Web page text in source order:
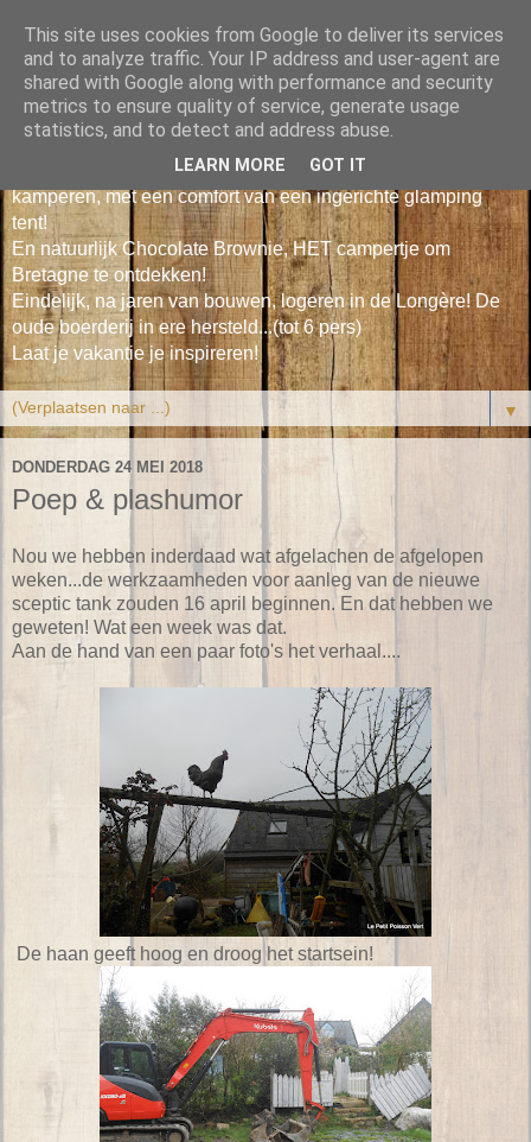
Le Petit Poisson Vert
Leuke duurzame vakantiehuisjes tussen bos & zee in Zuid
Bretagne voor 2-4 personen.
Onze Cosy Cabin, gezellig en een beetje 'vintage'
kamperen, met een comfort van een ingerichte glamping
tent!
En natuurlijk Chocolate Brownie, HET campertje om
Bretagne te ontdekken!
Eindelijk, na jaren van bouwen, logeren in de Longère! De
oude boerderij in ere hersteld...(tot 6 pers)
Laat je vakantie je inspireren!
▼
DONDERDAG 24 MEI 2018
Poep & plashumor
Nou we hebben inderdaad wat afgelachen de afgelopen
weken...de werkzaamheden voor aanleg van de nieuwe
sceptic tank zouden 16 april beginnen. En dat hebben we
geweten! Wat een week was dat.
Aan de hand van een paar foto's het verhaal....
De haan geeft hoog en droog het startsein!
This site uses cookies from Google to deliver its services
and to analyze traffic. Your IP address and user-agent are
shared with Google along with performance and security
metrics to ensure quality of service, generate usage
statistics, and to detect and address abuse.
LEARN MORE GOT IT